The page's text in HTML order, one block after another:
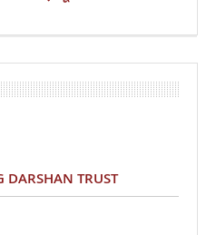
DARSHAN TRUST